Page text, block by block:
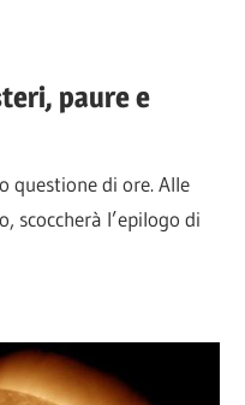
paure e
questione di ore. Alle
scoccherà l’epilogo di